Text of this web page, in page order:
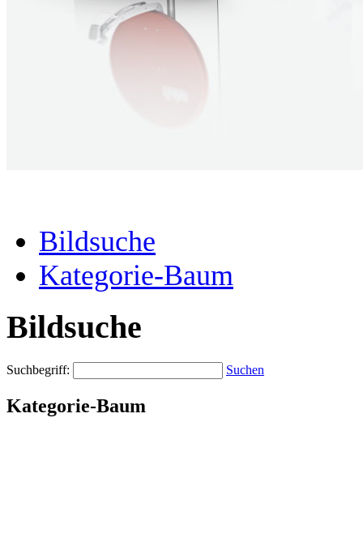
Bildsuche
Kategorie-Baum
Bildsuche
Suchbegriff: Suchen
Kategorie-Baum